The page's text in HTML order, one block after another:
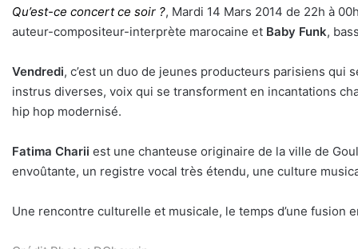
Qu’est-ce concert ce soir ?, Mardi 14 Mars 2014 de 22h à
auteur-compositeur-interprète marocaine et Baby Funk,
Vendredi, c’est un duo de jeunes producteurs parisiens
instrus diverses, voix qui se transforment en incantations
hip hop modernisé.
Fatima Charii est une chanteuse originaire de la ville de
envoûtante, un registre vocal très étendu, une culture
Une rencontre culturelle et musicale, le temps d’une fusion